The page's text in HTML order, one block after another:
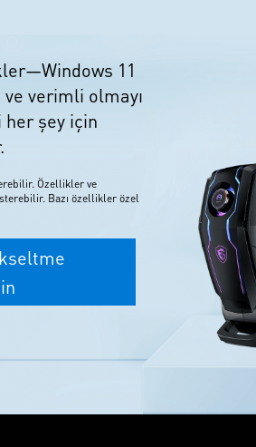
11
verimli olmayı
her şey için
Özellikler ve
Bazı özellikler özel